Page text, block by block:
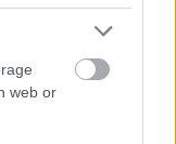
web or